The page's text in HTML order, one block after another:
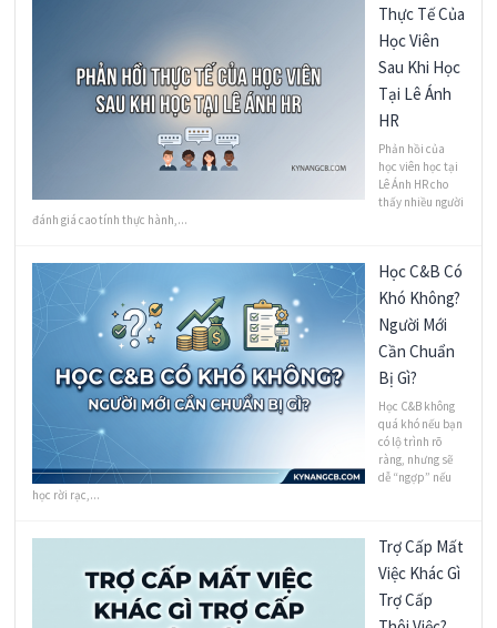
Thực Tế Của
Học Viên
Sau Khi Học
Tại Lê Ánh
HR
Phản hồi của
học viên học tại
Lê Ánh HR cho
thấy nhiều người
đánh giá cao tính thực hành,...
Học C&B Có
Khó Không?
Người Mới
Cần Chuẩn
Bị Gì?
Học C&B không
quá khó nếu bạn
có lộ trình rõ
ràng, nhưng sẽ
dễ “ngợp” nếu
học rời rạc,...
Trợ Cấp Mất
Việc Khác Gì
Trợ Cấp